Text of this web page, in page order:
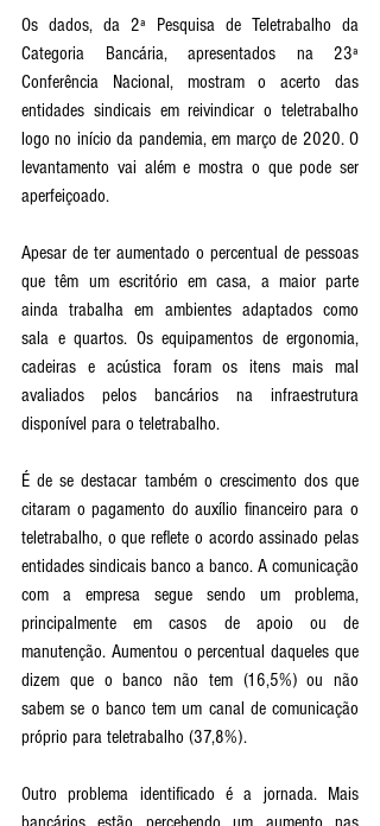
Os dados, da 2ª Pesquisa de Teletrabalho da
Categoria Bancária, apresentados na 23ª
Conferência Nacional, mostram o acerto das
entidades sindicais em reivindicar o teletrabalho
logo no início da pandemia, em março de 2020. O
levantamento vai além e mostra o que pode ser
aperfeiçoado.
Apesar de ter aumentado o percentual de pessoas
que têm um escritório em casa, a maior parte
ainda trabalha em ambientes adaptados como
sala e quartos. Os equipamentos de ergonomia,
cadeiras e acústica foram os itens mais mal
avaliados pelos bancários na infraestrutura
disponível para o teletrabalho.
É de se destacar também o crescimento dos que
citaram o pagamento do auxílio financeiro para o
teletrabalho, o que reflete o acordo assinado pelas
entidades sindicais banco a banco. A comunicação
com a empresa segue sendo um problema,
principalmente em casos de apoio ou de
manutenção. Aumentou o percentual daqueles que
dizem que o banco não tem (16,5%) ou não
sabem se o banco tem um canal de comunicação
próprio para teletrabalho (37,8%).
Outro problema identificado é a jornada. Mais